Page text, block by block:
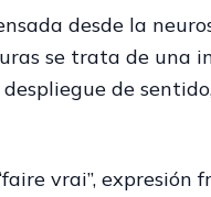
desde la
se trata de una
de
vrai”, expresión